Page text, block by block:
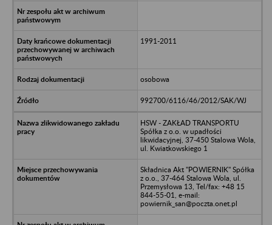
1991-2011
osobowa
992700/6116/46/2012/SAK/WJ
HSW - ZAKŁAD TRANSPORTU
Spółka z o.o. w upadłości
likwidacyjnej, 37-450 Stalowa Wola,
ul. Kwiatkowskiego 1
Składnica Akt "POWIERNIK" Spółka
z o.o., 37-464 Stalowa Wola, ul.
Przemysłowa 13, Tel/fax: +48 15
844-55-01, e-mail:
powiernik_san@poczta.onet.pl